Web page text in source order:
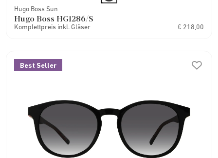
Hugo Boss Sun
Hugo Boss HG1286/S
Komplettpreis inkl. Gläser € 218,00
Best Seller